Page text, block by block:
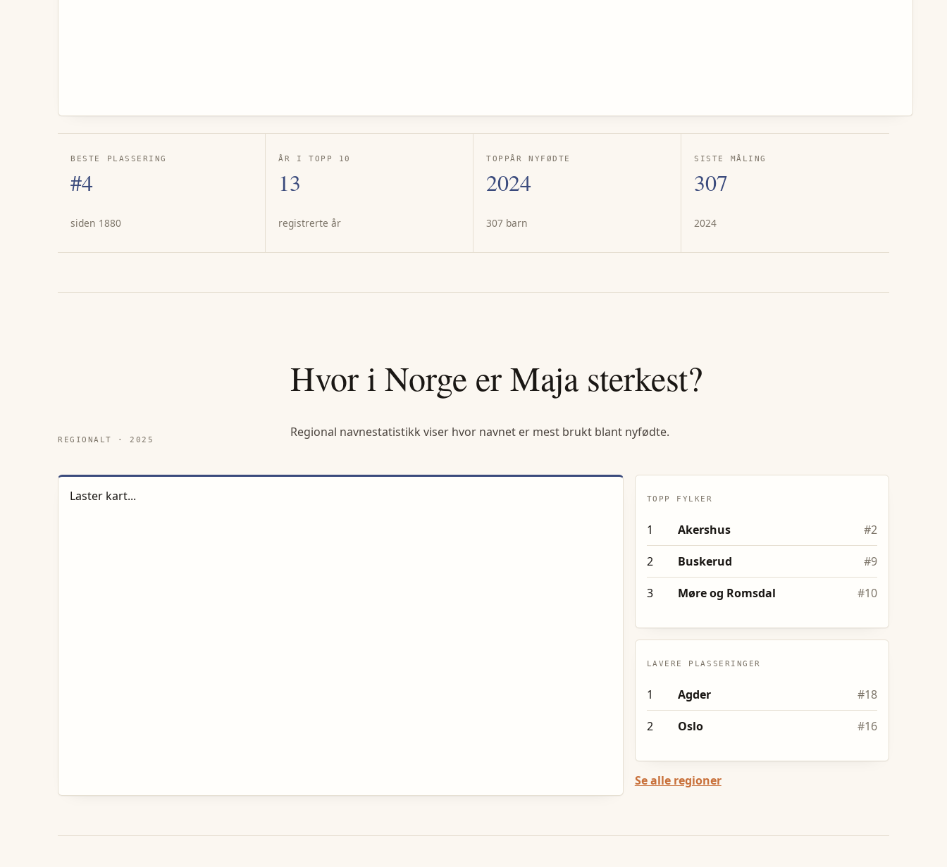
BESTE PLASSERING
#4
siden 1880
ÅR I TOPP 10
13
registrerte år
TOPPÅR NYFØDTE
2024
307 barn
SISTE MÅLING
307
2024
REGIONALT ·2025
Hvor i Norge erMajasterkest?
Regional navnestatistikk viser hvor navnet er mest brukt blant nyfødte.
Laster kart... TOPP FYLKER
1 Akershus #2
2 Buskerud #9
3 Møre og Romsdal #10
LAVERE PLASSERINGER
1 Agder #18
2 Oslo #16
Se alle regioner